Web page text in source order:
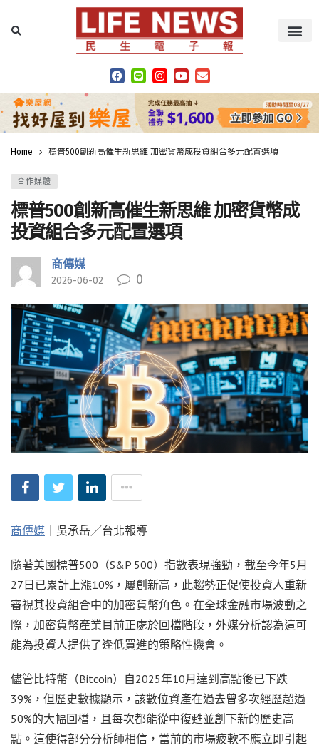
Home 標普500創新高催生新思維 加密貨幣成投資組合多元配置選項
合作媒體
標普500創新高催生新思維 加密貨幣成
投資組合多元配置選項
商傳媒
2026-06-02 0
商傳媒 ｜吳承岳／台北報導
隨著美國標普500（S&P 500）指數表現強勁，截至今年5月
27日已累計上漲10%，屢創新高，此趨勢正促使投資人重新
審視其投資組合中的加密貨幣角色。在全球金融市場波動之
際，加密貨幣產業目前正處於回檔階段，外媒分析認為這可
能為投資人提供了逢低買進的策略性機會。
儘管比特幣（Bitcoin）自2025年10月達到高點後已下跌
39%，但歷史數據顯示，該數位資產在過去曾多次經歷超過
50%的大幅回檔，且每次都能從中復甦並創下新的歷史高
點。這使得部分分析師相信，當前的市場疲軟不應立即引起